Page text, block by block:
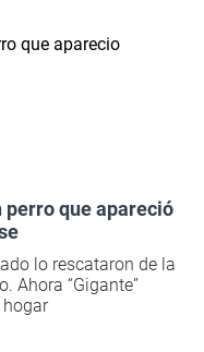
perro que apareció
lo rescataron de la
Ahora “Gigante”